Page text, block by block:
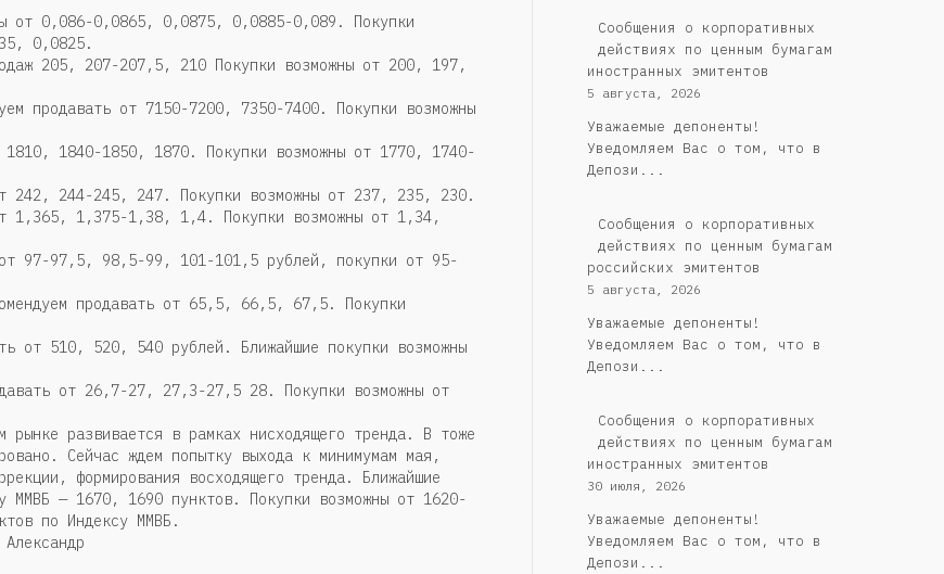
от 0,086-0,0865, 0,0875, 0,0885-0,089. Покупки
0,0825.
205, 207-207,5, 210 Покупки возможны от 200, 197,
продавать от 7150-7200, 7350-7400. Покупки возможны
1840-1850, 1870. Покупки возможны от 1770, 1740-
242, 244-245, 247. Покупки возможны от 237, 235, 230.
1,365, 1,375-1,38, 1,4. Покупки возможны от 1,34,
от 97-97,5, 98,5-99, 101-101,5 рублей, покупки от 95-
продавать от 65,5, 66,5, 67,5. Покупки
от 510, 520, 540 рублей. Ближайшие покупки возможны
от 26,7-27, 27,3-27,5 28. Покупки возможны от
рынке развивается в рамках нисходящего тренда. В тоже
Сейчас ждем попытку выхода к минимумам мая,
формирования восходящего тренда. Ближайшие
ММВБ — 1670, 1690 пунктов. Покупки возможны от 1620-
по Индексу ММВБ.
Сообщения о корпоративных
действиях по ценным бумагам
иностранных эмитентов
5 августа, 2026
Уважаемые депоненты!
Уведомляем Вас о том, что в
Депози...
Cообщения о корпоративных
действиях по ценным бумагам
российских эмитентов
5 августа, 2026
Уважаемые депоненты!
Уведомляем Вас о том, что в
Депози...
Сообщения о корпоративных
действиях по ценным бумагам
иностранных эмитентов
30 июля, 2026
Уважаемые депоненты!
Уведомляем Вас о том, что в
Депози...